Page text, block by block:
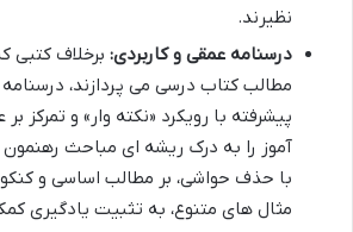
نظیرند.
درسنامه عمقی و کاربردی: برخلاف کتبی
پیشرفته با رویکرد «نکته وار» و تمرکز
آموز را به درک ریشه ای مباحث رهنمون
با حذف حواشی، بر مطالب اساسی و
مثال های متنوع، به تثبیت یادگیری